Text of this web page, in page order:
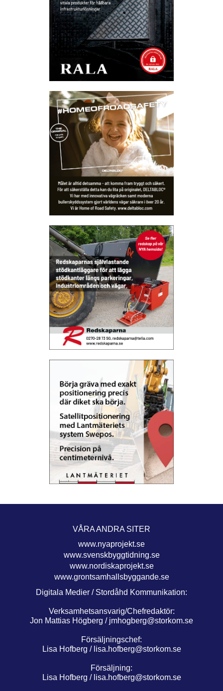
VÅRA ANDRA SITER
www.nyaprojekt.se
www.svenskbyggtidning.se
www.nordiskaprojekt.se
www.grontsamhallsbyggande.se
Digitala Medier / Stordåhd Kommunikation:
Verksamhetsansvarig/Chefredaktör:
Jon Mattias Högberg / jmhogberg@storkom.se
Försäljningschef:
Lisa Hofberg / lisa.hofberg@storkom.se
Försäljning:
Lisa Hofberg / lisa.hofberg@storkom.se